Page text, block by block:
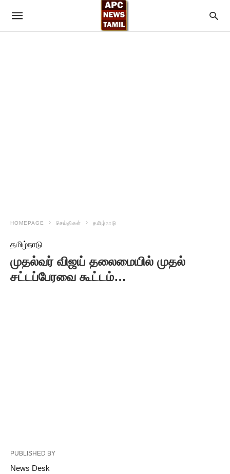
HOMEPAGE செய்திகள் தமிழ்நாடு
தமிழ்நாடு
முதல்வர் விஜய் தலைமையில் முதல்
சட்டப்பேரவை கூட்டம்…
PUBLISHED BY
News Desk